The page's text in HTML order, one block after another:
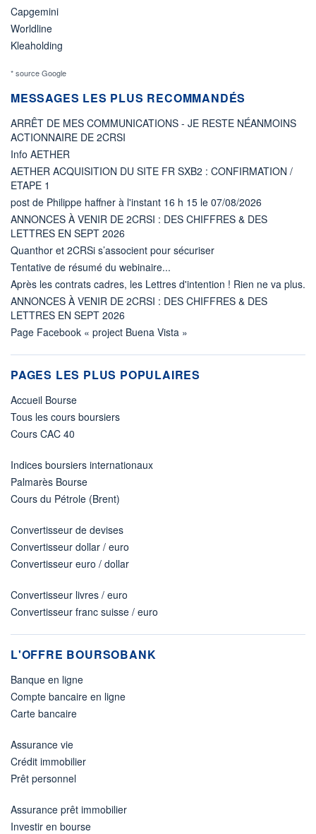
Capgemini
Worldline
Kleaholding
* source Google
MESSAGES LES PLUS RECOMMANDÉS
ARRÊT DE MES COMMUNICATIONS - JE RESTE NÉANMOINS
ACTIONNAIRE DE 2CRSI
Info AETHER
AETHER ACQUISITION DU SITE FR SXB2 : CONFIRMATION /
ETAPE 1
post de Philippe haffner à l'instant 16 h 15 le 07/08/2026
ANNONCES À VENIR DE 2CRSI : DES CHIFFRES & DES
LETTRES EN SEPT 2026
Quanthor et 2CRSi s’associent pour sécuriser
Tentative de résumé du webinaire...
Après les contrats cadres, les Lettres d'intention ! Rien ne va plus.
ANNONCES À VENIR DE 2CRSI : DES CHIFFRES & DES
LETTRES EN SEPT 2026
Page Facebook « project Buena Vista »
PAGES LES PLUS POPULAIRES
Accueil Bourse
Tous les cours boursiers
Cours CAC 40
Indices boursiers internationaux
Palmarès Bourse
Cours du Pétrole (Brent)
Convertisseur de devises
Convertisseur dollar / euro
Convertisseur euro / dollar
Convertisseur livres / euro
Convertisseur franc suisse / euro
L'OFFRE BOURSOBANK
Banque en ligne
Compte bancaire en ligne
Carte bancaire
Assurance vie
Crédit immobilier
Prêt personnel
Assurance prêt immobilier
Investir en bourse